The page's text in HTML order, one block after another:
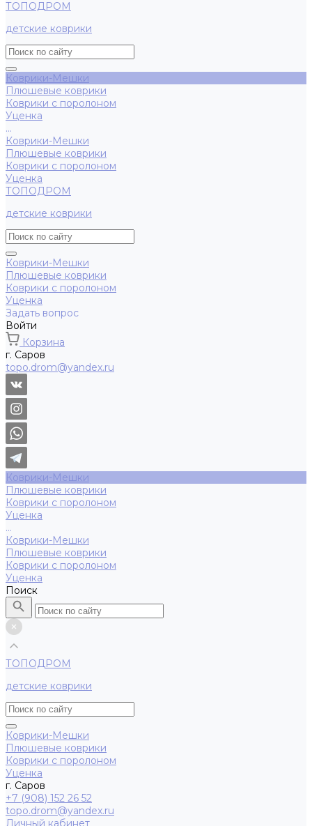
ТОПОДРОМ
детские коврики
Коврики-Мешки
Плюшевые коврики
Коврики с поролоном
Уценка
...
Коврики-Мешки
Плюшевые коврики
Коврики с поролоном
Уценка
ТОПОДРОМ
детские коврики
Коврики-Мешки
Плюшевые коврики
Коврики с поролоном
Уценка
Задать вопрос
Войти
Корзина
г. Саров
topo.drom@yandex.ru
Коврики-Мешки
Плюшевые коврики
Коврики с поролоном
Уценка
...
Коврики-Мешки
Плюшевые коврики
Коврики с поролоном
Уценка
Поиск
ТОПОДРОМ
детские коврики
Коврики-Мешки
Плюшевые коврики
Коврики с поролоном
Уценка
г. Саров
+7 (908) 152 26 52
topo.drom@yandex.ru
Личный кабинет